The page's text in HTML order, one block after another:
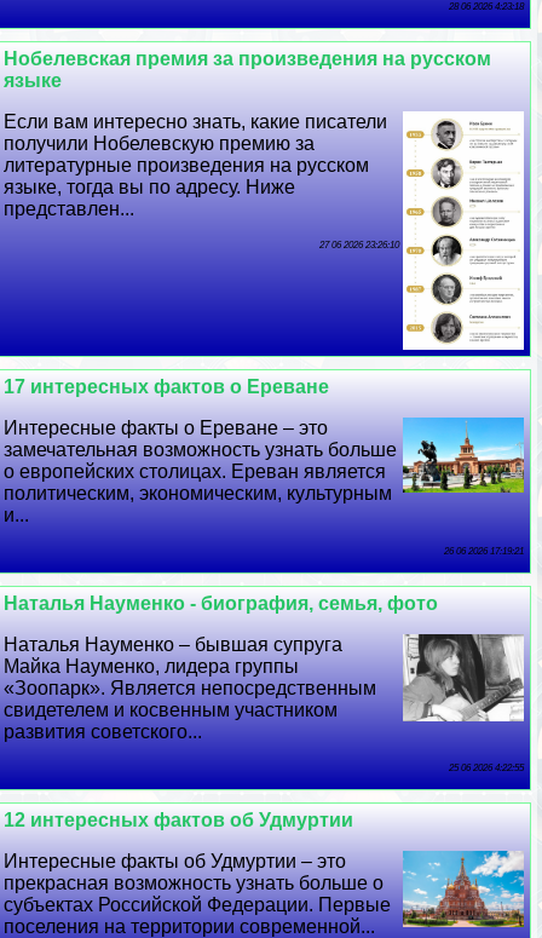
28 06 2026 4:23:18
Нобелевская премия за произведения на русском
языке
Если вам интересно знать, какие писатели
получили Нобелевскую премию за
литературные произведения на русском
языке, тогда вы по адресу. Ниже
представлен...
27 06 2026 23:26:10
17 интересных фактов о Ереване
Интересные факты о Ереване – это
замечательная возможность узнать больше
о европейских столицах. Ереван является
политическим, экономическим, культурным
и...
26 06 2026 17:19:21
Наталья Науменко - биография, семья, фото
Наталья Науменко – бывшая супруга
Майка Науменко, лидера группы
«Зоопарк». Является непосредственным
свидетелем и косвенным участником
развития советского...
25 06 2026 4:22:55
12 интересных фактов об Удмуртии
Интересные факты об Удмуртии – это
прекрасная возможность узнать больше о
субъектах Российской Федерации. Первые
поселения на территории современной...